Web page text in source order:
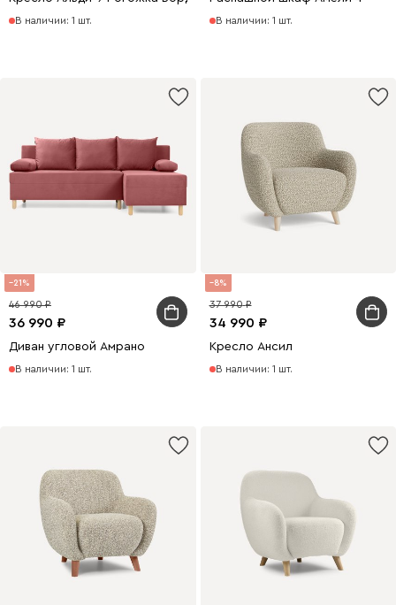
В наличии: 1 шт. В наличии: 1 шт.
21
36 990
46 990
Диван угловой Амрано
В наличии: 1 шт.
8
34 990
37 990
Кресло Ансил
В наличии: 1 шт.